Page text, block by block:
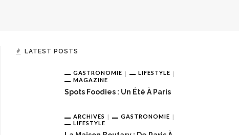
LATEST POSTS
GASTRONOMIE
LIFESTYLE
MAGAZINE
Spots Foodies : Un Été À Paris
ARCHIVES
GASTRONOMIE
LIFESTYLE